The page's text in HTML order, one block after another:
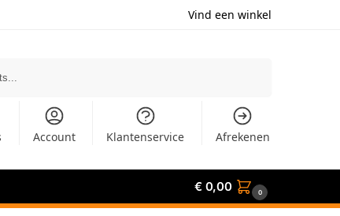
Vind een winkel
Account Klantenservice Afrekenen
€0,00 0